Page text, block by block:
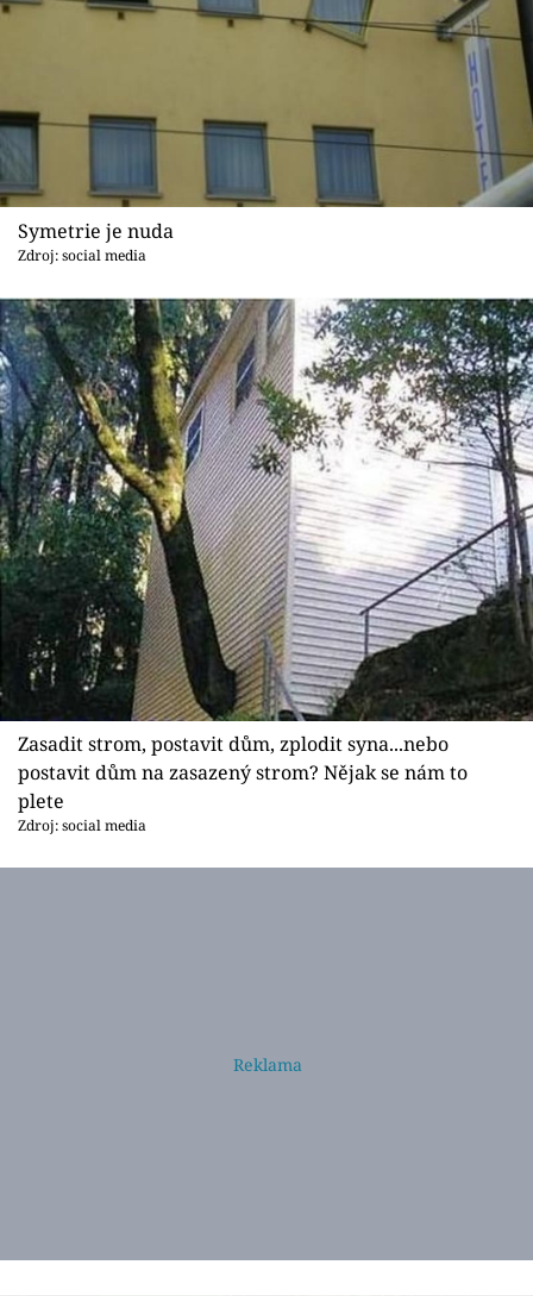
Symetrie je nuda
Zdroj: social media
Zasadit strom, postavit dům, zplodit syna...nebo
postavit dům na zasazený strom? Nějak se nám to
plete
Zdroj: social media